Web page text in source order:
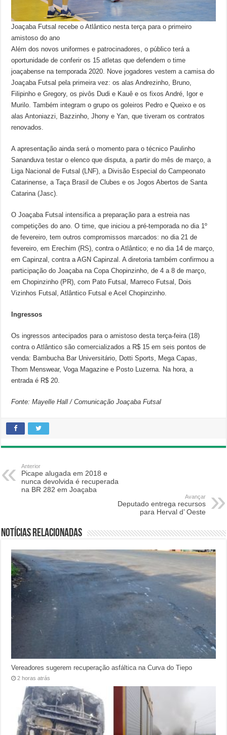
Joaçaba Futsal recebe o Atlântico nesta terça para o primeiro
amistoso do ano
Além dos novos uniformes e patrocinadores, o público terá a
oportunidade de conferir os 15 atletas que defendem o time
joaçabense na temporada 2020. Nove jogadores vestem a camisa do
Joaçaba Futsal pela primeira vez: os alas Andrezinho, Bruno,
Filipinho e Gregory, os pivôs Dudi e Kauê e os fixos André, Igor e
Murilo. Também integram o grupo os goleiros Pedro e Queixo e os
alas Antoniazzi, Bazzinho, Jhony e Yan, que tiveram os contratos
renovados.
A apresentação ainda será o momento para o técnico Paulinho
Sananduva testar o elenco que disputa, a partir do mês de março, a
Liga Nacional de Futsal (LNF), a Divisão Especial do Campeonato
Catarinense, a Taça Brasil de Clubes e os Jogos Abertos de Santa
Catarina (Jasc).
O Joaçaba Futsal intensifica a preparação para a estreia nas
competições do ano. O time, que iniciou a pré-temporada no dia 1º
de fevereiro, tem outros compromissos marcados: no dia 21 de
fevereiro, em Erechim (RS), contra o Atlântico; e no dia 14 de março,
em Capinzal, contra a AGN Capinzal. A diretoria também confirmou a
participação do Joaçaba na Copa Chopinzinho, de 4 a 8 de março,
em Chopinzinho (PR), com Pato Futsal, Marreco Futsal, Dois
Vizinhos Futsal, Atlântico Futsal e Acel Chopinzinho.
Ingressos
Os ingressos antecipados para o amistoso desta terça-feira (18)
contra o Atlântico são comercializados a R$ 15 em seis pontos de
venda: Bambucha Bar Universitário, Dotti Sports, Mega Capas,
Thom Menswear, Voga Magazine e Posto Luzerna. Na hora, a
entrada é R$ 20.
Fonte: Mayelle Hall / Comunicação Joaçaba Futsal
Anterior
Picape alugada em 2018 e
nunca devolvida é recuperada
na BR 282 em Joaçaba
Avançar
Deputado entrega recursos
para Herval d’ Oeste
Notícias relacionadas
Vereadores sugerem recuperação asfáltica na Curva do Tiepo
2 horas atrás